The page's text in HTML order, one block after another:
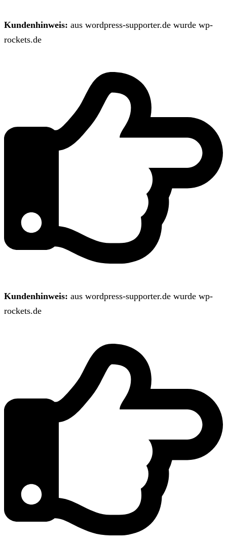
Kundenhinweis: aus wordpress-supporter.de wurde wp-
rockets.de
Kundenhinweis: aus wordpress-supporter.de wurde wp-
rockets.de